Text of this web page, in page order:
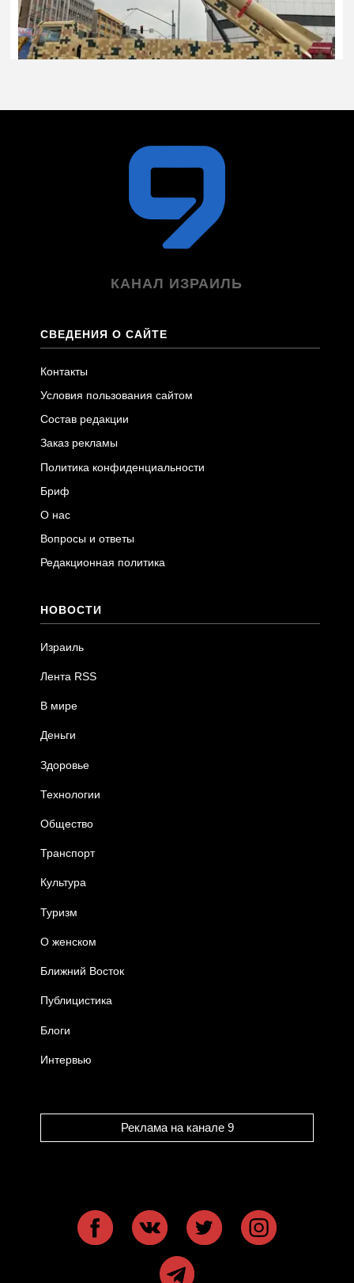
КАНАЛ ИЗРАИЛЬ
СВЕДЕНИЯ О САЙТЕ
Контакты
Условия пользования сайтом
Состав редакции
Заказ рекламы
Политика конфиденциальности
Бриф
О нас
Вопросы и ответы
Редакционная политика
НОВОСТИ
Израиль
Лента RSS
В мире
Деньги
Здоровье
Технологии
Общество
Транспорт
Культура
Туризм
О женском
Ближний Восток
Публицистика
Блоги
Интервью
Реклама на канале 9